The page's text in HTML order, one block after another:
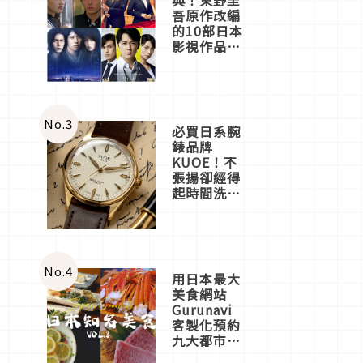
吾原作改編
的10部日本
影視作品推
No.3 必買日系腕
錶品牌
KUOE！不
張揚卻經得
起時間洗鍊
No.4 用日本最大
美食網站
Gurunavi
客製化預約
九大都市餐